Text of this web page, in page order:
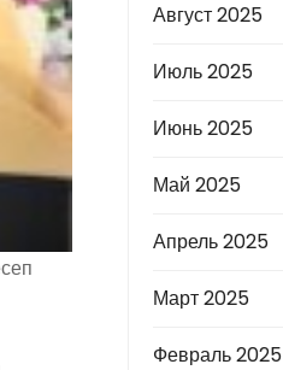
Август 2025
Июль 2025
Июнь 2025
Май 2025
Апрель 2025
Март 2025
Февраль 2025